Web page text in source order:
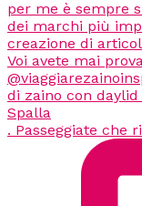
. Passeggiate che